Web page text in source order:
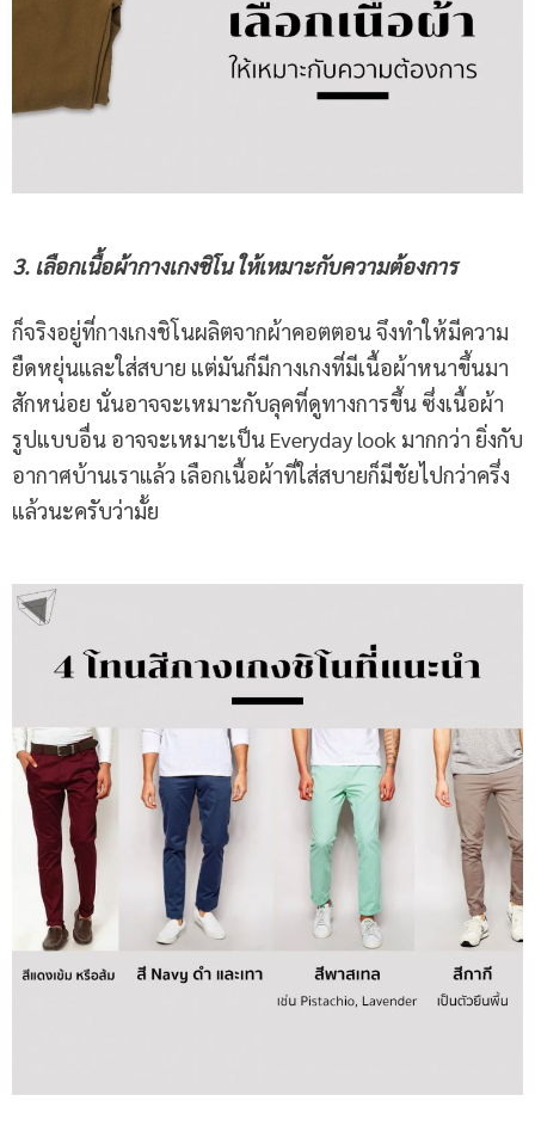
3. เลือกเนื้อผ้ากางเกงชิโน ให้เหมาะกับความต้องการ
ก็จริงอยู่ที่กางเกงชิโนผลิตจากผ้าคอตตอน จึงทำให้มีความ
ยืดหยุ่นและใส่สบาย แต่มันก็มีกางเกงที่มีเนื้อผ้าหนาขึ้นมา
สักหน่อย นั่นอาจจะเหมาะกับลุคที่ดูทางการขึ้น ซึ่งเนื้อผ้า
รูปแบบอื่น อาจจะเหมาะเป็น Everyday look มากกว่า ยิ่งกับ
อากาศบ้านเราแล้ว เลือกเนื้อผ้าที่ใส่สบายก็มีชัยไปกว่าครึ่ง
แล้วนะครับว่ามั้ย